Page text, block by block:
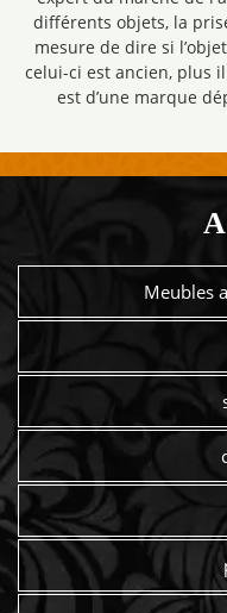
différents objets, la
mesure de dire si
celui-ci est ancien, plus
est d’une marque
Meubles